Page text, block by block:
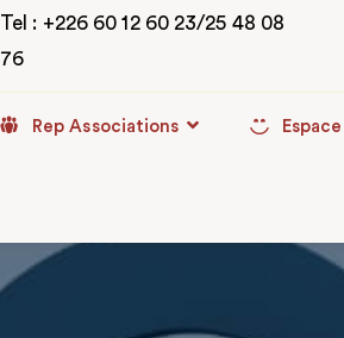
Tel : +226 60 12 60 23/25 48 08
76
Rep Associations